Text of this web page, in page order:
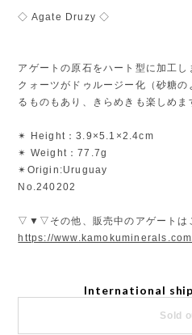
◇ Agate Druzy ◇
アゲートの原石をハート型に加工し
クォーツがドゥルージー化（砂糖
るものもあり、きらめきも楽しめま
✴︎ Height：3.9×5.1×2.4cm
✴︎ Weight：77.7g
✴︎Origin:Uruguay
No.240202
▽▼▽その他、販売中のアゲート
https://
International
Sold